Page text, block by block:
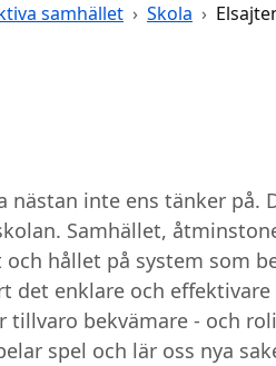
samhället › Skola ›
inte ens tänker på.
Samhället,
hållet på system som
det enklare och effektivare
tillvaro bekvämare - och
spel och lär oss nya